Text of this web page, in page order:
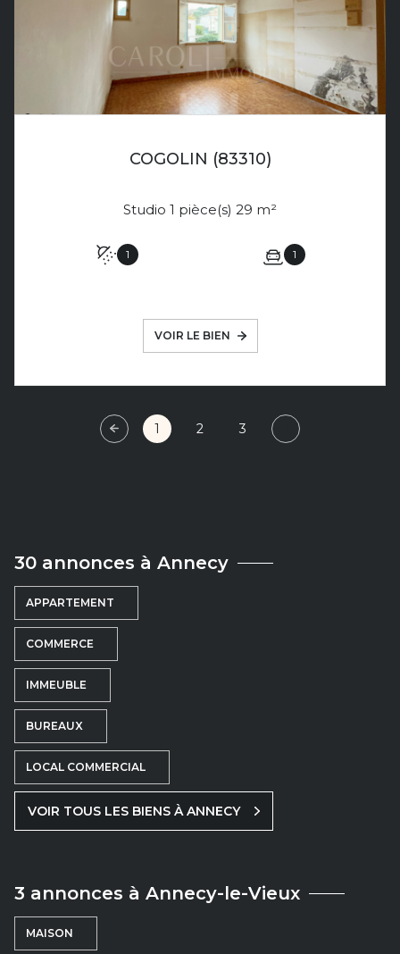
COGOLIN (83310)
Studio 1 pièce(s) 29 m²
1 1
VOIR LE BIEN
1 2 3
30 annonces à Annecy
APPARTEMENT
COMMERCE
IMMEUBLE
BUREAUX
LOCAL COMMERCIAL
VOIR TOUS LES BIENS À ANNECY
3 annonces à Annecy-le-Vieux
MAISON